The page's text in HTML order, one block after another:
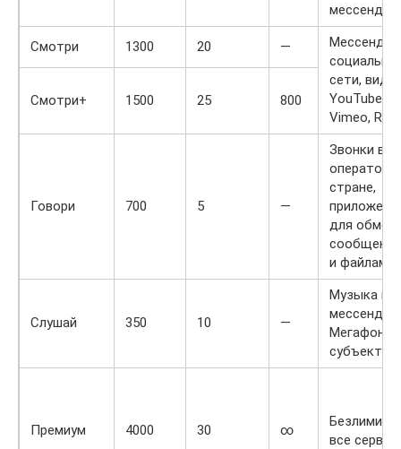
Смотри 1300 20 —
сети,
YouTube,
Vimeo,
Смотри+ 1500 25 800
Говори 700 5 —
Звонки
оператора
стране,
для
и файлами.
Слушай 350 10 —
Музыка и
Мегафон
субъекта.
Премиум 4000 30 ∞
Безлимит
все